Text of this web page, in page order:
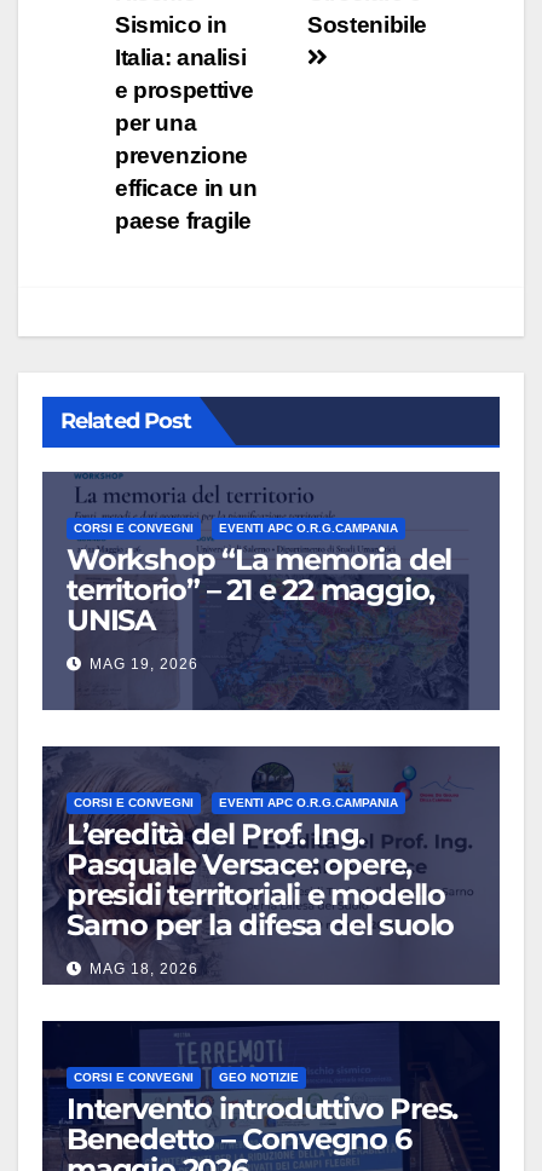
Sostenibile
Sismico in
Italia: analisi
e prospettive
per una
prevenzione
efficace in un
paese fragile
Related Post
CORSI E CONVEGNI EVENTI APC O.R.G.CAMPANIA
Workshop “La memoria del
territorio” – 21 e 22 maggio,
UNISA
MAG 19, 2026
CORSI E CONVEGNI EVENTI APC O.R.G.CAMPANIA
L’eredità del Prof. Ing.
Pasquale Versace: opere,
presidi territoriali e modello
Sarno per la difesa del suolo
MAG 18, 2026
CORSI E CONVEGNI GEO NOTIZIE
Intervento introduttivo Pres.
Benedetto – Convegno 6